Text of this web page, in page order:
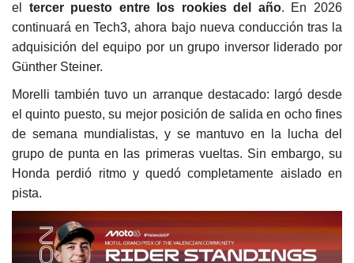
el tercer puesto entre los rookies del año. En 2026
continuará en Tech3, ahora bajo nueva conducción tras la
adquisición del equipo por un grupo inversor liderado por
Günther Steiner.
Morelli también tuvo un arranque destacado: largó desde
el quinto puesto, su mejor posición de salida en ocho fines
de semana mundialistas, y se mantuvo en la lucha del
grupo de punta en las primeras vueltas. Sin embargo, su
Honda perdió ritmo y quedó completamente aislado en
pista.